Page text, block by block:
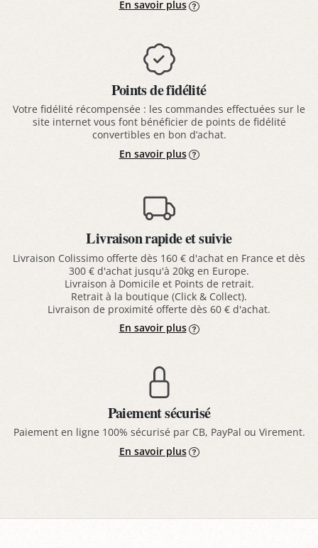
En savoir plus
Points de fidélité
Votre fidélité récompensée : les commandes effectuées sur le
site internet vous font bénéficier de points de fidélité
convertibles en bon d’achat.
En savoir plus
Livraison rapide et suivie
Livraison Colissimo offerte dès 160 € d'achat en France et dès
300 € d'achat jusqu'à 20kg en Europe.
Livraison à Domicile et Points de retrait.
Retrait à la boutique (Click & Collect).
Livraison de proximité offerte dès 60 € d'achat.
En savoir plus
Paiement sécurisé
Paiement en ligne 100% sécurisé par CB, PayPal ou Virement.
En savoir plus